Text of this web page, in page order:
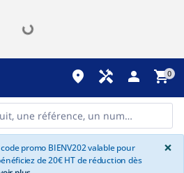
place handyman person shopping_cart0
promo BIENV202 valable pour
de 20€ HT de réduction dès
×